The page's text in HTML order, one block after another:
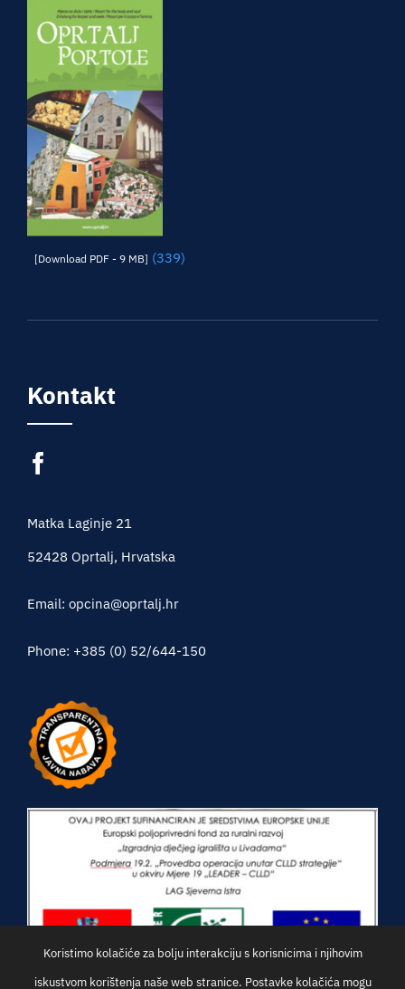
[Download PDF - 9 MB] (339)
Kontakt
Matka Laginje 21
52428 Oprtalj, Hrvatska
Email: opcina@oprtalj.hr
Phone: +385 (0) 52/644-150
Koristimo kolačiće za bolju interakciju s korisnicima i njihovim
iskustvom korištenja naše web stranice. Postavke kolačića mogu